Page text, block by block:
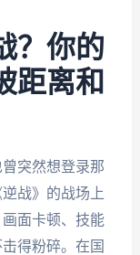
？你的
距离和
突然想登录那
战》的战场上
面卡顿、技能
得粉碎。在国